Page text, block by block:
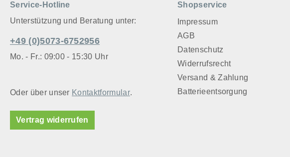
Service-Hotline
Unterstützung und Beratung unter:
+49 (0)5073-6752956
Mo. - Fr.: 09:00 - 15:30 Uhr
Oder über unser Kontaktformular.
Vertrag widerrufen
Shopservice
Impressum
AGB
Datenschutz
Widerrufsrecht
Versand & Zahlung
Batterieentsorgung